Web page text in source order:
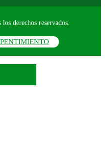
derechos reservados.